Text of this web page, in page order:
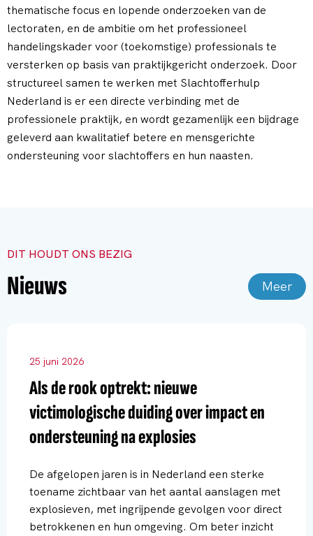
thematische focus en lopende onderzoeken van de
lectoraten, en de ambitie om het professioneel
handelingskader voor (toekomstige) professionals te
versterken op basis van praktijkgericht onderzoek. Door
structureel samen te werken met Slachtofferhulp
Nederland is er een directe verbinding met de
professionele praktijk, en wordt gezamenlijk een bijdrage
geleverd aan kwalitatief betere en mensgerichte
ondersteuning voor slachtoffers en hun naasten.
DIT HOUDT ONS BEZIG
Nieuws Meer
25 juni 2026
Als de rook optrekt: nieuwe
victimologische duiding over impact en
ondersteuning na explosies
De afgelopen jaren is in Nederland een sterke
toename zichtbaar van het aantal aanslagen met
explosieven, met ingrijpende gevolgen voor direct
betrokkenen en hun omgeving. Om beter inzicht